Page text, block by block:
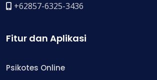
+62857-6325-3436
Fitur dan Aplikasi
Psikotes Online